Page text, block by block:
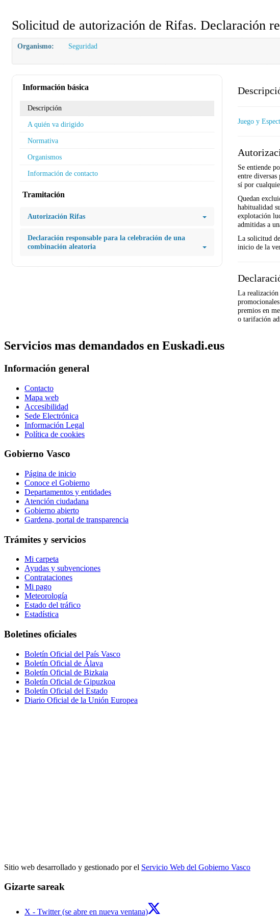
Solicitud de autorización de Rifas. Declaración
Organismo: Seguridad
Información básica
Descripción
A quién va dirigido
Normativa
Organismos
Información de contacto
Tramitación
Autorización Rifas
Declaración responsable para la celebración de una
combinación aleatoria
Juego y
Se entiende
entre
sí por
Quedan
habitualidad
explotación
admitidas a
La solicitud
inicio de la
La
premios en
o tarifación
Servicios mas demandados en Euskadi.eus
Información general
Contacto
Mapa web
Accesibilidad
Sede Electrónica
Información Legal
Política de cookies
Gobierno Vasco
Página de inicio
Conoce el Gobierno
Departamentos y entidades
Atención ciudadana
Gobierno abierto
Gardena, portal de transparencia
Trámites y servicios
Mi carpeta
Ayudas y subvenciones
Contrataciones
Mi pago
Meteorología
Estado del tráfico
Estadística
Boletines oficiales
Boletín Oficial del País Vasco
Boletín Oficial de Álava
Boletín Oficial de Bizkaia
Boletín Oficial de Gipuzkoa
Boletín Oficial del Estado
Diario Oficial de la Unión Europea
Sitio web desarrollado y gestionado por el Servicio Web del Gobierno Vasco
Gizarte sareak
X - Twitter (se abre en nueva ventana)